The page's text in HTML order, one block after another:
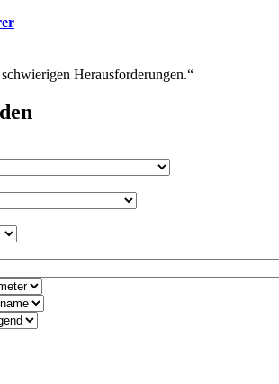
Herausforderungen.